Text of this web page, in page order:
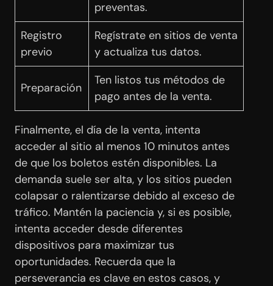
preventas.
Registro
previo
Regístrate en sitios de venta
y actualiza tus datos.
Preparación
Ten listos tus métodos de
pago antes de la venta.
Finalmente, el día de la venta, intenta
acceder al sitio al menos 10 minutos antes
de que los boletos estén disponibles. La
demanda suele ser alta, y los sitios pueden
colapsar o ralentizarse debido al exceso de
tráfico. Mantén la paciencia y, si es posible,
intenta acceder desde diferentes
dispositivos para maximizar tus
oportunidades. Recuerda que la
perseverancia es clave en estos casos, y